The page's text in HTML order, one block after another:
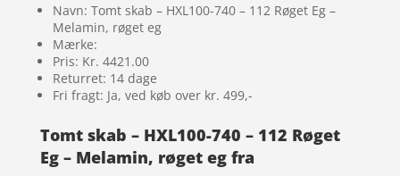
Navn: Tomt skab – HXL100-740 – 112 Røget Eg –
Melamin, røget eg
Mærke:
Pris: Kr. 4421.00
Returret: 14 dage
Fri fragt: Ja, ved køb over kr. 499,-
Tomt skab – HXL100-740 – 112 Røget
Eg – Melamin, røget eg fra